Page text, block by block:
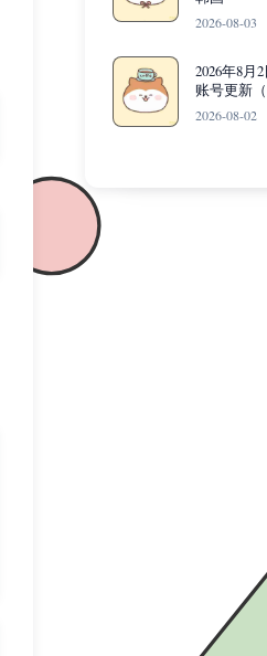
2026-08-03
2026年8月
账号更新（
2026-08-02